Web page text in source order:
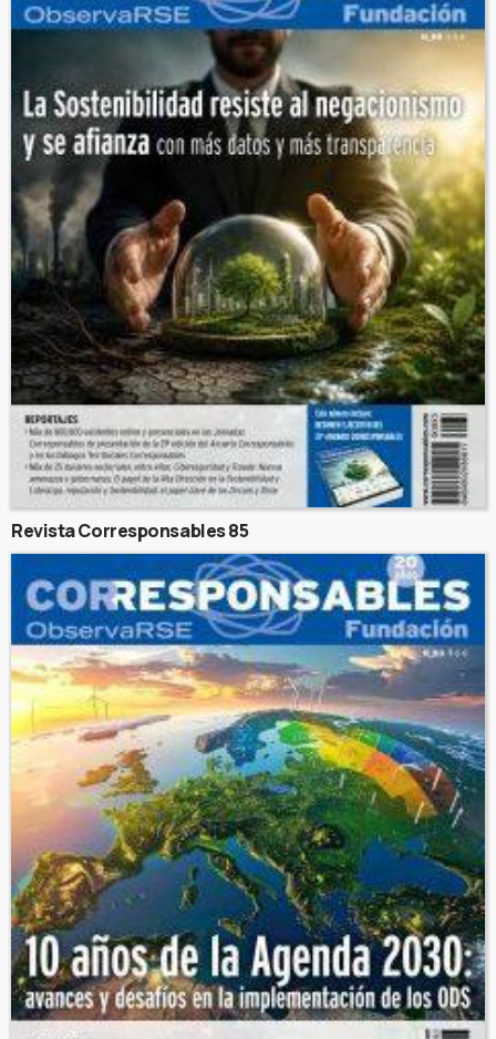
Revista Corresponsables 85